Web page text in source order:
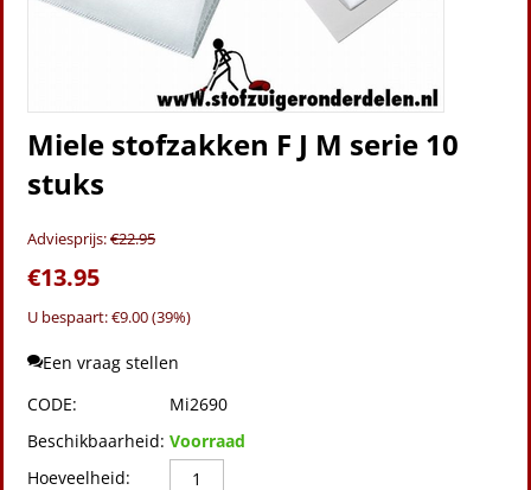
Miele stofzakken F J M serie 10
stuks
Adviesprijs:€22.95
€13.95
U bespaart: €9.00(39%)
Een vraag stellen
CODE:
Mi2690
Beschikbaarheid: Voorraad
Hoeveelheid: